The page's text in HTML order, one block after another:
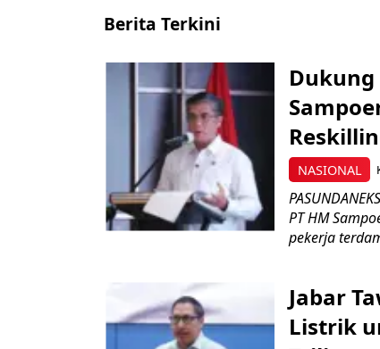
Berita Terkini
NASIONAL
Dukung
PT HM
pekerja
Jabar
Listrik